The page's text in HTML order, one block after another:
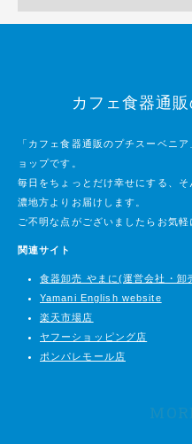
カフェ食器通
「カフェ食器通販のプチスーベニ
ョップです。
毎日をちょっとだけ幸せにする、
濃地方よりお届けします。
ご不明な点がございましたらお気軽
関連サイト
食器卸売 やまに(運営会社・卸
Yamani English website
楽天市場店
ヤフーショッピング店
ポンパレモール店